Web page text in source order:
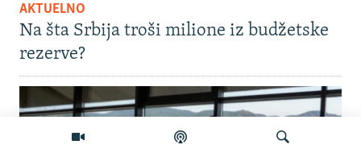
AKTUELNO
Na šta Srbija troši milione iz budžetske
rezerve?